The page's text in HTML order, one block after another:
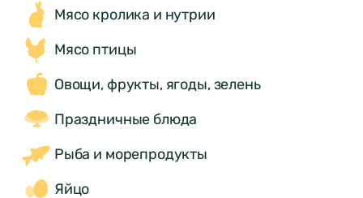
Мясо кролика и нутрии
Мясо птицы
Овощи, фрукты, ягоды, зелень
Праздничные блюда
Рыба и морепродукты
Яйцо